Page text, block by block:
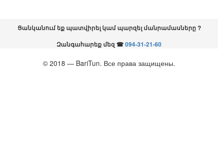
Ցանկանում եք պատվիրել կամ պարզել մանրամասները ?
Զանգահարեք մեզ ☎094-31-21-60
© 2018 — BariTun. Все права защищены.